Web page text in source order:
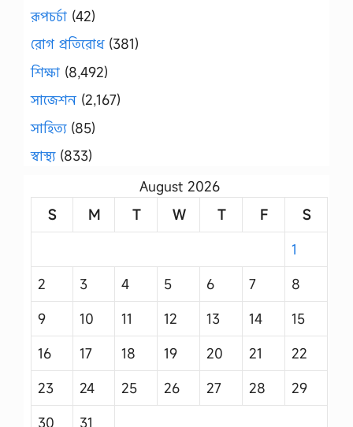
রূপচর্চা (42)
রোগ প্রতিরোধ(381)
শিক্ষা (8,492)
সাজেশন (2,167)
সাহিত্য(85)
স্বাস্থ্য(833)
August 2026
S
M T W T F
S
1
2
3 4 5 6 7
8
9
10 11 12 13 14
15
16
17 18 19 20 21
22
23
24 25 26 27 28
29
30
31